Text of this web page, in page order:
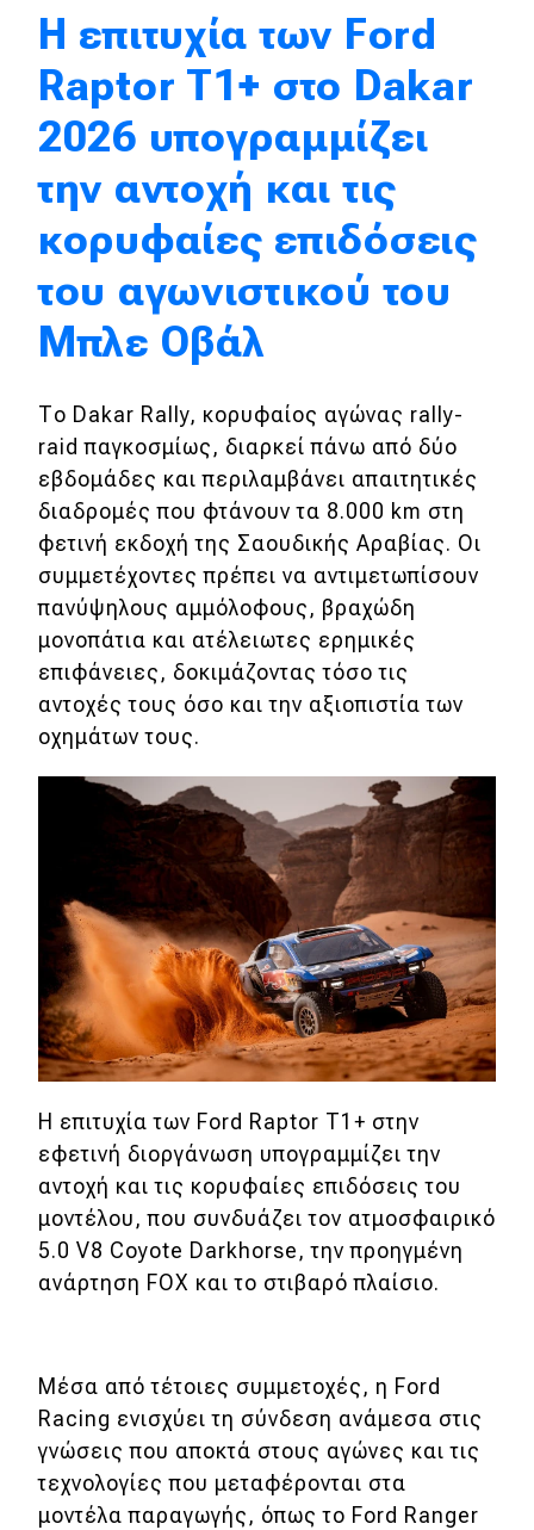
Test Drive
Δοκιμή
Αποστολή
Συγκρίνουμε
Αγώνες
Formula 1
Motorsport
Eco
Νέα
Τεχνολογία
Mobility
Σταθμοί φόρτισης
Classic
Παρουσιάσεις
DRIVE Away
MOTO
Μεταχειρισμένο
Οδηγός αγοράς
Συμβουλές
Χρηστικά
ΚΤΕΟ
Οδική βοήθεια
Η επιτυχία των Ford
Raptor T1+ στο Dakar
2026 υπογραμμίζει
την αντοχή και τις
κορυφαίες επιδόσεις
του αγωνιστικού του
Μπλε Οβάλ
Το Dakar Rally, κορυφαίος αγώνας rally-
raid παγκοσμίως, διαρκεί πάνω από δύο
εβδομάδες και περιλαμβάνει απαιτητικές
διαδρομές που φτάνουν τα 8.000 km στη
φετινή εκδοχή της Σαουδικής Αραβίας. Οι
συμμετέχοντες πρέπει να αντιμετωπίσουν
πανύψηλους αμμόλοφους, βραχώδη
μονοπάτια και ατέλειωτες ερημικές
επιφάνειες, δοκιμάζοντας τόσο τις
αντοχές τους όσο και την αξιοπιστία των
οχημάτων τους.
Η επιτυχία των Ford Raptor T1+ στην
εφετινή διοργάνωση υπογραμμίζει την
αντοχή και τις κορυφαίες επιδόσεις του
μοντέλου, που συνδυάζει τον ατμοσφαιρικό
5.0 V8 Coyote Darkhorse, την προηγμένη
ανάρτηση FOX και το στιβαρό πλαίσιο.
Μέσα από τέτοιες συμμετοχές, η Ford
Racing ενισχύει τη σύνδεση ανάμεσα στις
γνώσεις που αποκτά στους αγώνες και τις
τεχνολογίες που μεταφέρονται στα
μοντέλα παραγωγής, όπως το Ford Ranger